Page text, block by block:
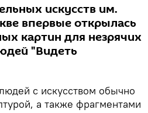
искусств им.
впервые открылась
картин для незрячих
"Видеть
с искусством обычно
а также фрагментами